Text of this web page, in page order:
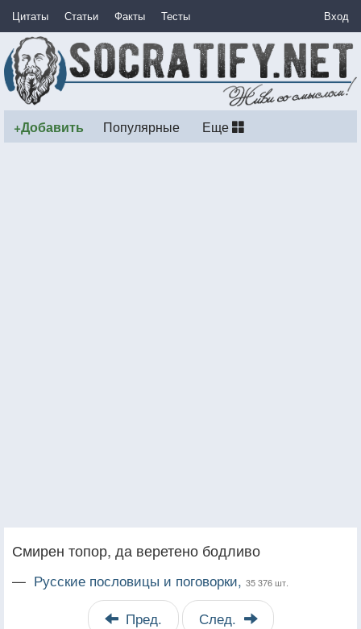
Цитаты Статьи Факты Тесты Вход
+Добавить Популярные Еще
Смирен топор, да веретено бодливо
— Русские пословицы и поговорки, 35 376 шт.
Пред. След.